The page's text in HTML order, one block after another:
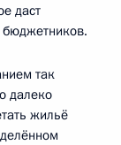
даст
бюджетников.
так
далеко
жильё